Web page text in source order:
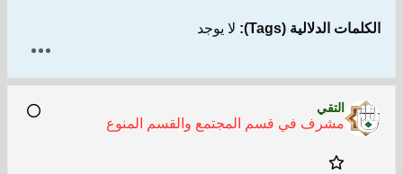
الكلمات الدلالية (Tags): لا يوجد
التقي
مشرف في قسم المجتمع والقسم المنوع